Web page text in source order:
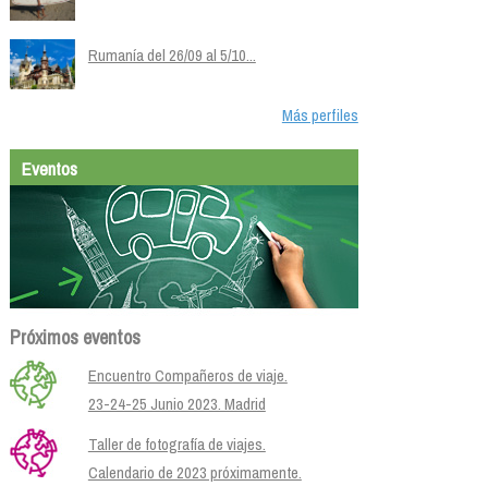
Rumanía del 26/09 al 5/10...
Más perfiles
Eventos
Próximos eventos
Encuentro Compañeros de viaje.
23-24-25 Junio 2023. Madrid
Taller de fotografía de viajes.
Calendario de 2023 próximamente.